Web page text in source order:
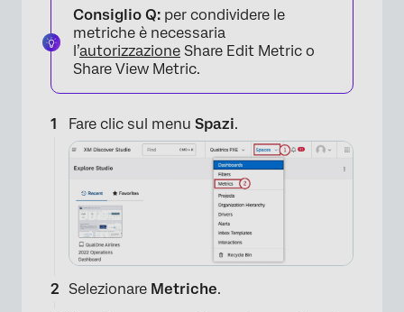
Consiglio Q: per condividere le
metriche è necessaria
l’autorizzazione Share Edit Metric o
Share View Metric.
Fare clic sul menu Spazi.
Selezionare Metriche.